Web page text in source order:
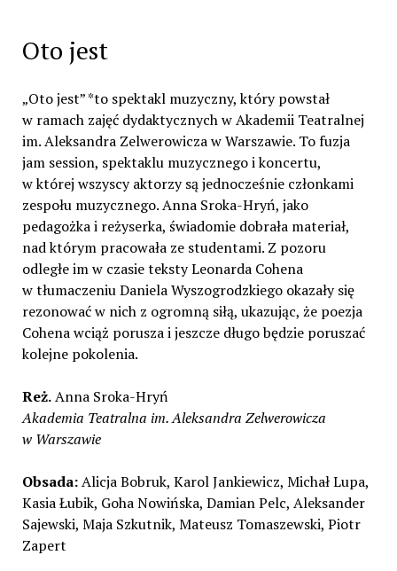
Oto jest
„Oto jest” *to spektakl muzyczny, który powstał
w ramach zajęć dydaktycznych w Akademii Teatralnej
im. Aleksandra Zelwerowicza w Warszawie. To fuzja
jam session, spektaklu muzycznego i koncertu,
w której wszyscy aktorzy są jednocześnie członkami
zespołu muzycznego. Anna Sroka-Hryń, jako
pedagożka i reżyserka, świadomie dobrała materiał,
nad którym pracowała ze studentami. Z pozoru
odległe im w czasie teksty Leonarda Cohena
w tłumaczeniu Daniela Wyszogrodzkiego okazały się
rezonować w nich z ogromną siłą, ukazując, że poezja
Cohena wciąż porusza i jeszcze długo będzie poruszać
kolejne pokolenia.
Reż.Anna Sroka-Hryń
Akademia Teatralna im. Aleksandra Zelwerowicza
w Warszawie
Obsada:Alicja Bobruk, Karol Jankiewicz, Michał Lupa,
Kasia Łubik, Goha Nowińska, Damian Pelc, Aleksander
Sajewski, Maja Szkutnik, Mateusz Tomaszewski, Piotr
Zapert